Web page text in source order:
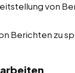
von
Berichten zu